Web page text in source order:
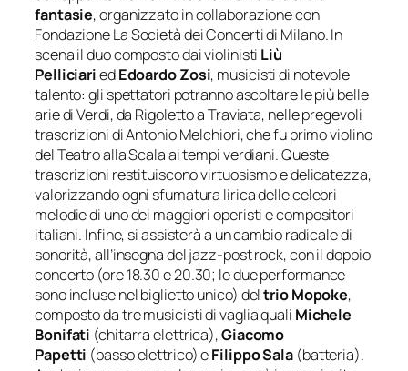
fantasie, organizzato in collaborazione con
Fondazione La Società dei Concerti di Milano. In
scena il duo composto dai violinisti Liù
PelliciariedEdoardo Zosi, musicisti di notevole
talento: gli spettatori potranno ascoltare le più belle
arie di Verdi, da Rigoletto a Traviata, nelle pregevoli
trascrizioni di Antonio Melchiori, che fu primo violino
del Teatro alla Scala ai tempi verdiani. Queste
trascrizioni restituiscono virtuosismo e delicatezza,
valorizzando ogni sfumatura lirica delle celebri
melodie di uno dei maggiori operisti e compositori
italiani. Infine, si assisterà a un cambio radicale di
sonorità, all’insegna del jazz-post rock, con il doppio
concerto (ore 18.30 e 20.30; le dueperformance
sono incluse nel biglietto unico) deltrioMopoke,
composto da tre musicisti di vaglia quali Michele
Bonifati (chitarra elettrica),Giacomo
Papetti (basso elettrico) eFilippo Sala (batteria).